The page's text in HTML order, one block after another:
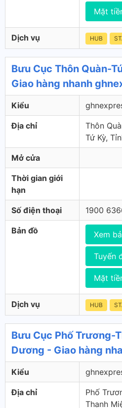
Mặt
Dịch vụ HUB
Bưu Cục Thôn Quàn-
Giao hàng nhanh
Kiểu
Địa chỉ
Thôn
Tứ Kỳ,
Mở cửa
Thời gian giới
hạn
Số điện thoại 1900
Bản đồ Xem
Tuyến
Mặt
Dịch vụ HUB
Bưu Cục Phố Trương-
Dương - Giao hàng
Kiểu
Địa chỉ
Phố
Thanh